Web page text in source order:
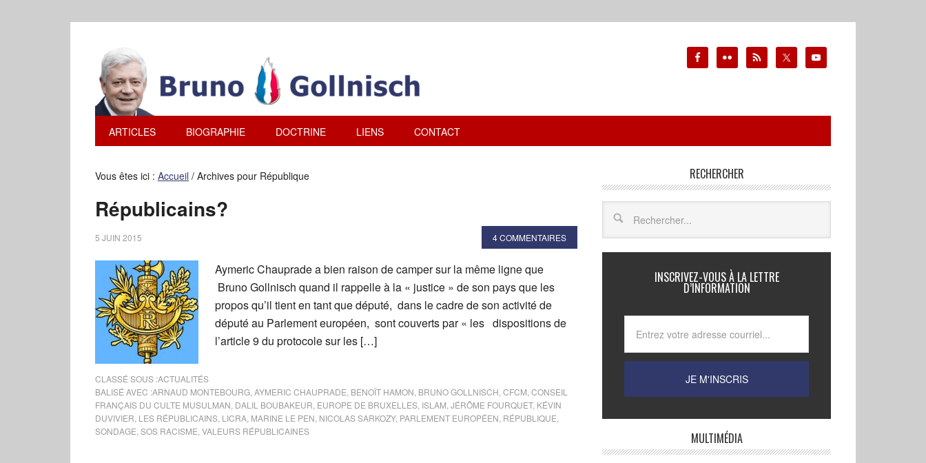
ARTICLES BIOGRAPHIE DOCTRINE LIENS CONTACT
Vous êtes ici : Accueil / Archives pour République
Républicains?
5 JUIN 2015 4 COMMENTAIRES
Aymeric Chauprade a bien raison de camper sur la même ligne que
Bruno Gollnisch quand il rappelle à la « justice » de son pays que les
propos qu’il tient en tant que député, dans le cadre de son activité de
député au Parlement européen, sont couverts par « les dispositions de
l’article 9 du protocole sur les […]
CLASSÉ SOUS :ACTUALITÉS
BALISÉ AVEC :ARNAUD MONTEBOURG AYMERIC CHAUPRADE BENOÎT HAMON BRUNO GOLLNISCH CFCM CONSEIL
FRANÇAIS DU CULTE MUSULMAN DALIL BOUBAKEUR EUROPE DE BRUXELLES ISLAM JÉRÔME FOURQUET, KÉVIN
DUVIVIER LES RÉPUBLICAINS LICRA MARINE LE PEN NICOLAS SARKOZY, PARLEMENT EUROPÉEN RÉPUBLIQUE
SONDAGE SOS RACISME VALEURS RÉPUBLICAINES
RECHERCHER
INSCRIVEZ-VOUS À LA LETTRE
D’INFORMATION
MULTIMÉDIA